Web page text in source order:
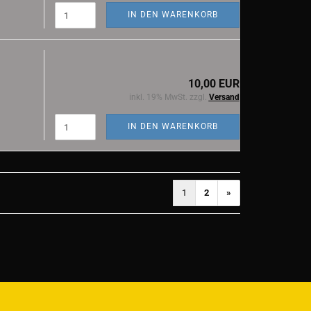
IN DEN WARENKORB
10,00 EUR
inkl. 19% MwSt. zzgl. Versand
IN DEN WARENKORB
1 2 »